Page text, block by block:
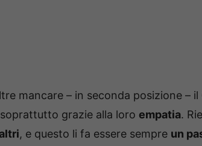
mancare – in seconda posizione – il
soprattutto grazie alla loro empatia.
, e questo li fa essere sempre un